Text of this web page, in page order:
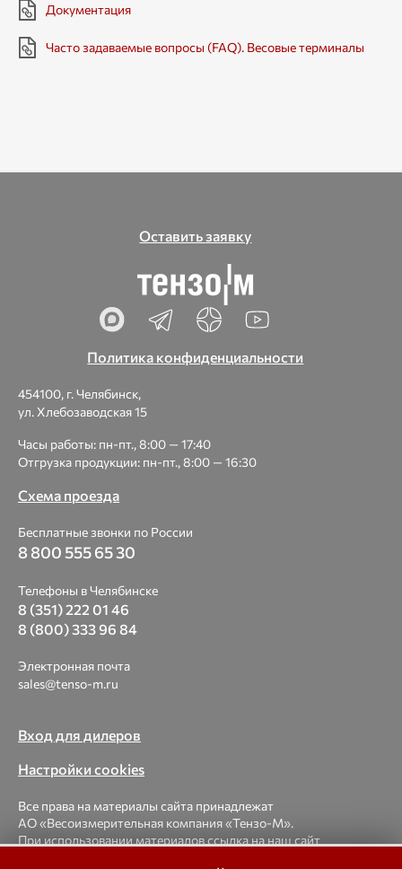
Документация
Часто задаваемые вопросы (FAQ). Весовые терминалы
Оставить заявку
Политика конфиденциальности
454100, г. Челябинск,
ул. Хлебозаводская 15
Часы работы: пн-пт., 8:00 — 17:40
Отгрузка продукции: пн-пт., 8:00 — 16:30
Схема проезда
Бесплатные звонки по России
8 800 555 65 30
Телефоны в Челябинске
8 (351) 222 01 46
8 (800) 333 96 84
Электронная почта
sales@tenso-m.ru
Вход для дилеров
Настройки cookies
Все права на материалы сайта принадлежат
АО «Весоизмерительная компания «Тензо-М».
При использовании материалов ссылка на наш сайт